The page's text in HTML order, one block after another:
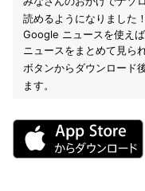
読めるようになりました！
Google ニュースを使え
ニュースをまとめて見ら
ボタンからダウンロード
ます。